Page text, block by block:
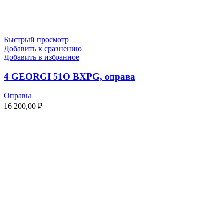
Быстрый просмотр
Добавить к сравнению
Добавить в избранное
4 GEORGI 51O BXPG, оправа
Оправы
16 200,00 ₽